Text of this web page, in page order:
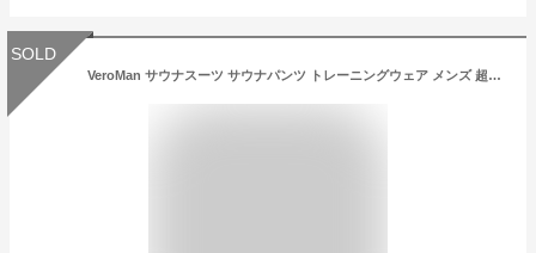
SOLD
VeroMan サウナスーツ サウナパンツ トレーニングウェア メンズ 超発汗 ダイエット 上下セット (M